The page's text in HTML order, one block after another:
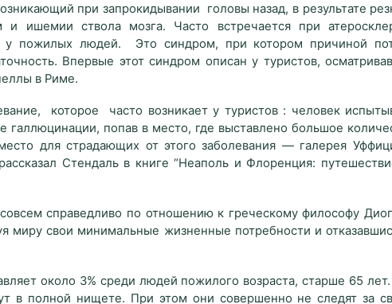
при запрокидывании головы назад, в результате
ишемии ствола мозга. Часто встречается при
у пожилых людей. Это синдром, при котором причиной
Впервые этот синдром описан у туристов,
в Риме.
которое часто возникает у туристов : человек
попав в место, где выставлено большое
для страдающих от этого заболевания — галерея
Стендаль в книге “Неаполь и Флоренция:
справедливо по отношению к греческому философу
миру свои минимальные жизненные потребности и
около 3% среди людей пожилого возраста, старше 65
в полной нищете. При этом они совершенно не следят за